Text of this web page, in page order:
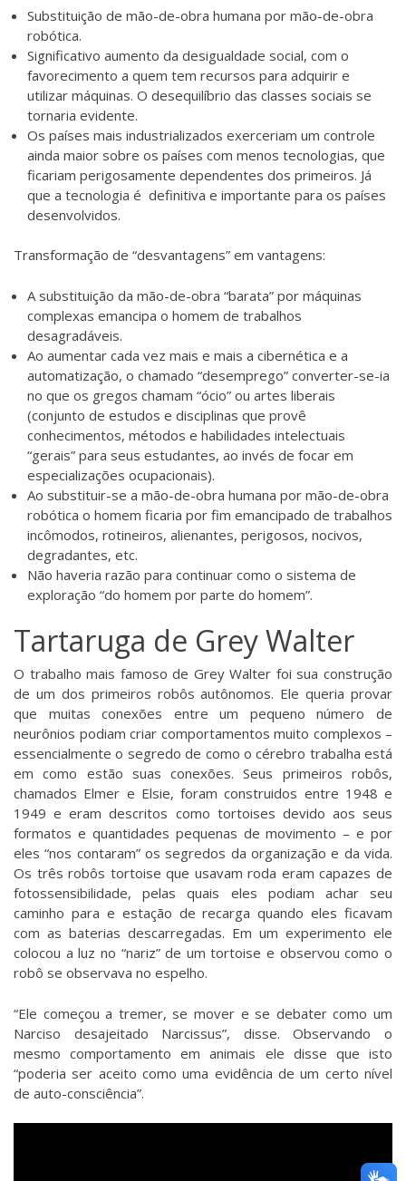
Substituição de mão-de-obra humana por mão-de-obra
robótica.
Significativo aumento da desigualdade social, com o
favorecimento a quem tem recursos para adquirir e
utilizar máquinas. O desequilíbrio das classes sociais se
tornaria evidente.
Os países mais industrializados exerceriam um controle
ainda maior sobre os países com menos tecnologias, que
ficariam perigosamente dependentes dos primeiros. Já
que a tecnologia é definitiva e importante para os países
desenvolvidos.
Transformação de “desvantagens” em vantagens:
A substituição da mão-de-obra “barata” por máquinas
complexas emancipa o homem de trabalhos
desagradáveis.
Ao aumentar cada vez mais e mais a cibernética e a
automatização, o chamado “desemprego” converter-se-ia
no que os gregos chamam “ócio” ou artes liberais
(conjunto de estudos e disciplinas que provê
conhecimentos, métodos e habilidades intelectuais
“gerais” para seus estudantes, ao invés de focar em
especializações ocupacionais).
Ao substituir-se a mão-de-obra humana por mão-de-obra
robótica o homem ficaria por fim emancipado de trabalhos
incômodos, rotineiros, alienantes, perigosos, nocivos,
degradantes, etc.
Não haveria razão para continuar como o sistema de
exploração “do homem por parte do homem”.
Tartaruga de Grey Walter
O trabalho mais famoso de Grey Walter foi sua construção
de um dos primeiros robôs autônomos. Ele queria provar
que muitas conexões entre um pequeno número de
neurônios podiam criar comportamentos muito complexos –
essencialmente o segredo de como o cérebro trabalha está
em como estão suas conexões. Seus primeiros robôs,
chamados Elmer e Elsie, foram construidos entre 1948 e
1949 e eram descritos como tortoises devido aos seus
formatos e quantidades pequenas de movimento – e por
eles “nos contaram” os segredos da organização e da vida.
Os três robôs tortoise que usavam roda eram capazes de
fotossensibilidade, pelas quais eles podiam achar seu
caminho para e estação de recarga quando eles ficavam
com as baterias descarregadas. Em um experimento ele
colocou a luz no “nariz” de um tortoise e observou como o
robô se observava no espelho.
“Ele começou a tremer, se mover e se debater como um
Narciso desajeitado Narcissus”, disse. Observando o
mesmo comportamento em animais ele disse que isto
“poderia ser aceito como uma evidência de um certo nível
de auto-consciência”.